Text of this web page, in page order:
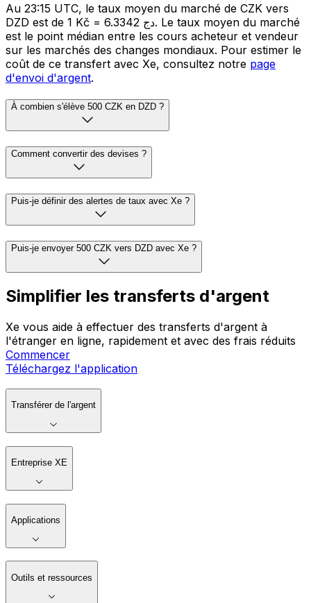
Au 23:15 UTC, le taux moyen du marché de CZK vers
DZD est de 1 Kč = 6.3342 دج. Le taux moyen du marché
est le point médian entre les cours acheteur et vendeur
sur les marchés des changes mondiaux. Pour estimer le
coût de ce transfert avec Xe, consultez notre page
d'envoi d'argent.
À combien s'élève 500 CZK en DZD ?
Comment convertir des devises ?
Puis-je définir des alertes de taux avec Xe ?
Puis-je envoyer 500 CZK vers DZD avec Xe ?
Simplifier les transferts d'argent
Xe vous aide à effectuer des transferts d'argent à
l'étranger en ligne, rapidement et avec des frais réduits
Commencer
Téléchargez l'application
Transférer de l'argent
Entreprise XE
Applications
Outils et ressources